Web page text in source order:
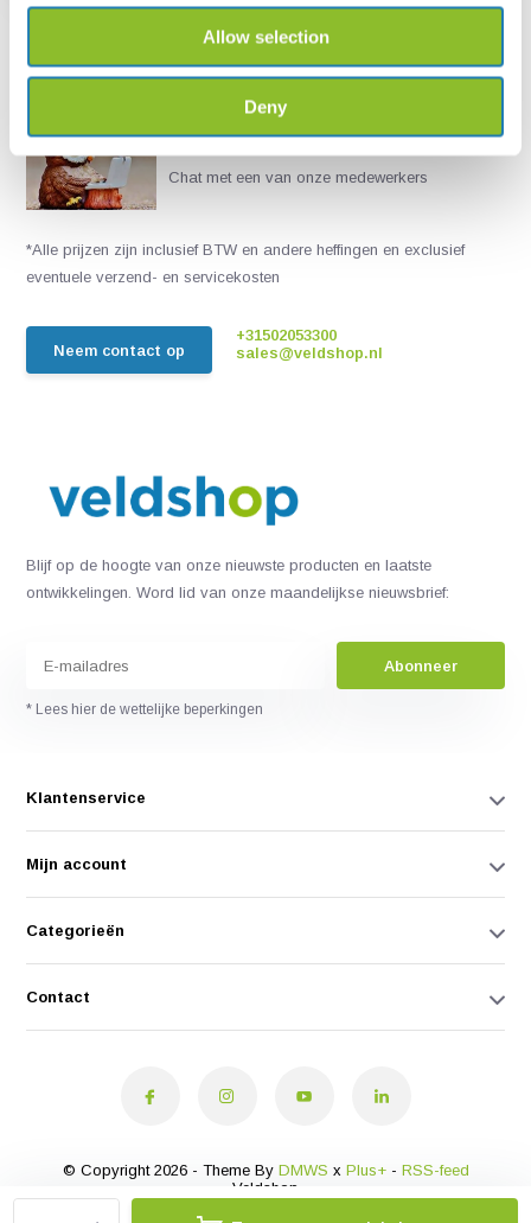
Allow selection
Deny
Chat met een van onze medewerkers
*Alle prijzen zijn inclusief BTW en andere heffingen en exclusief
eventuele verzend- en servicekosten
Neem contact op
+31502053300
sales@veldshop.nl
Blijf op de hoogte van onze nieuwste producten en laatste
ontwikkelingen. Word lid van onze maandelijkse nieuwsbrief:
Abonneer
* Lees hier de wettelijke beperkingen
Klantenservice
Mijn account
Categorieën
Contact
© Copyright 2026 - Theme By DMWS x Plus+- RSS-feed
Veldshop